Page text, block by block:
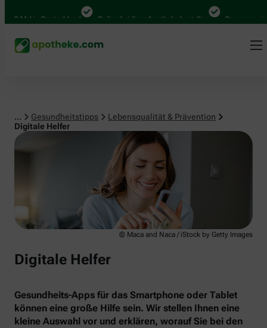
Mal in Deutschland Online bei Ihrer Apotheke bestellen Bequem
... Gesundheitstipps
Lebensqualität & Prävention
Digitale Helfer
Lebensqualität & Prävention
© Maca and Naca / iStock by Getty Images
Digitale Helfer
Gesundheits-Apps für das Smartphone oder Tablet
können eine große Hilfe sein. Wir stellen Ihnen eine
kleine Auswahl vor und erklären, worauf Sie bei den